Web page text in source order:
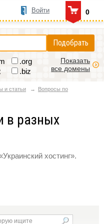
0
Войти
Подобрать
.org
.biz
Показать
все домены
и статьи
Вопросы по
в разных
хостинг».